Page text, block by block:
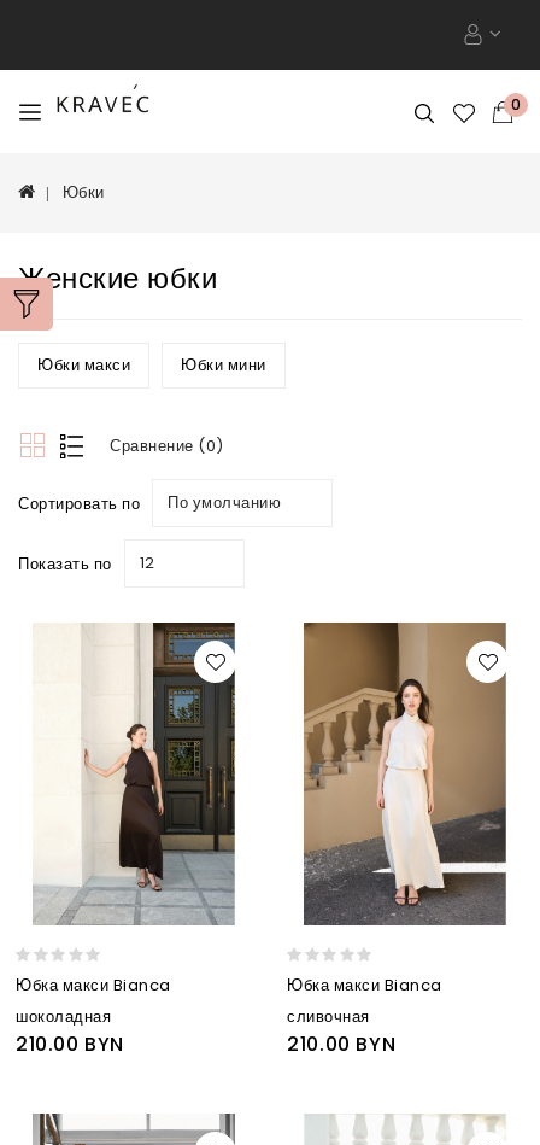
0
Юбки
Женские юбки
Юбки макси Юбки мини
Сравнение (0)
Сортировать по По умолчанию
Показать по 12
Юбка макси Bianca
шоколадная
210.00 BYN
Юбка макси Bianca
сливочная
210.00 BYN